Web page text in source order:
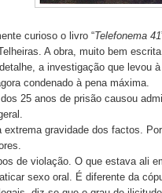
curioso o livro “Telefonema 41
A obra, muito bem
a investigação que levou
condenado à pena máxima.
25 anos de prisão causou
extrema gravidade dos factos.
de violação. O que estava ali
sexo oral. É diferente da